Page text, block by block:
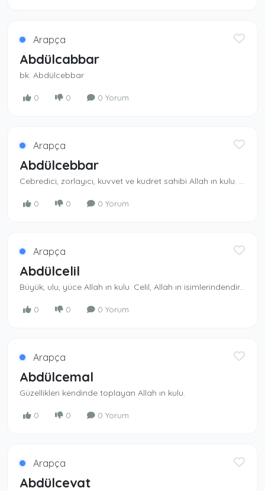
Arapça
Abdülcabbar
bk. Abdülcebbar
0 0 0 Yorum
Arapça
Abdülcebbar
Cebredici, zorlayıcı, kuvvet ve kudret sahi­bi Allah ın kulu. Cebbar, Allah ın isimlerindendir. Zorlayıcı güce sahip olan Allah ın kulu.
0 0 0 Yorum
Arapça
Abdülcelil
Büyük, ulu, yüce Allah ın kulu. Celil, Allah ın isimlerindendir. En yüce olan Allah ın kulu
0 0 0 Yorum
Arapça
Abdülcemal
Güzellikleri kendinde toplayan Allah ın kulu.
0 0 0 Yorum
Arapça
Abdülcevat